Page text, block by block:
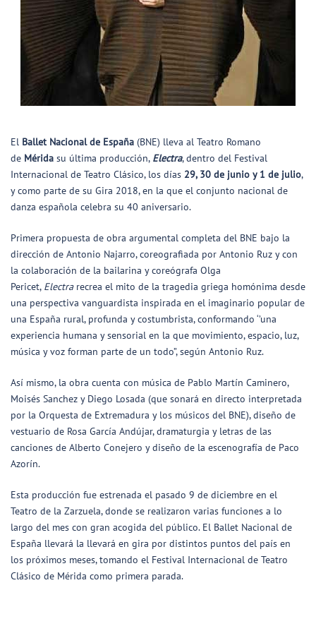
El Ballet Nacional de España (BNE) lleva al Teatro Romano
de Mérida su última producción, Electra, dentro del Festival
Internacional de Teatro Clásico, los días 29, 30 de junio y 1 de julio,
y como parte de su Gira 2018, en la que el conjunto nacional de
danza española celebra su 40 aniversario.
Primera propuesta de obra argumental completa del BNE bajo la
dirección de Antonio Najarro, coreografiada por Antonio Ruz y con
la colaboración de la bailarina y coreógrafa Olga
Pericet, Electrarecrea el mito de la tragedia griega homónima desde
una perspectiva vanguardista inspirada en el imaginario popular de
una España rural, profunda y costumbrista, conformando ‘’una
experiencia humana y sensorial en la que movimiento, espacio, luz,
música y voz forman parte de un todo”, según Antonio Ruz.
Así mismo, la obra cuenta con música de Pablo Martín Caminero,
Moisés Sanchez y Diego Losada (que sonará en directo interpretada
por la Orquesta de Extremadura y los músicos del BNE), diseño de
vestuario de Rosa García Andújar, dramaturgia y letras de las
canciones de Alberto Conejero y diseño de la escenografía de Paco
Azorín.
Esta producción fue estrenada el pasado 9 de diciembre en el
Teatro de la Zarzuela, donde se realizaron varias funciones a lo
largo del mes con gran acogida del público. El Ballet Nacional de
España llevará la llevará en gira por distintos puntos del país en
los próximos meses, tomando el Festival Internacional de Teatro
Clásico de Mérida como primera parada.